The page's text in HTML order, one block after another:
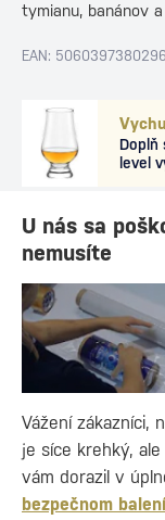
Doplň
level
tymianu, banánov
EAN: 5060397380296
U nás sa
nemusíte
Vážení zákazníci,
je síce krehký,
vám dorazil v
bezpečnom balení